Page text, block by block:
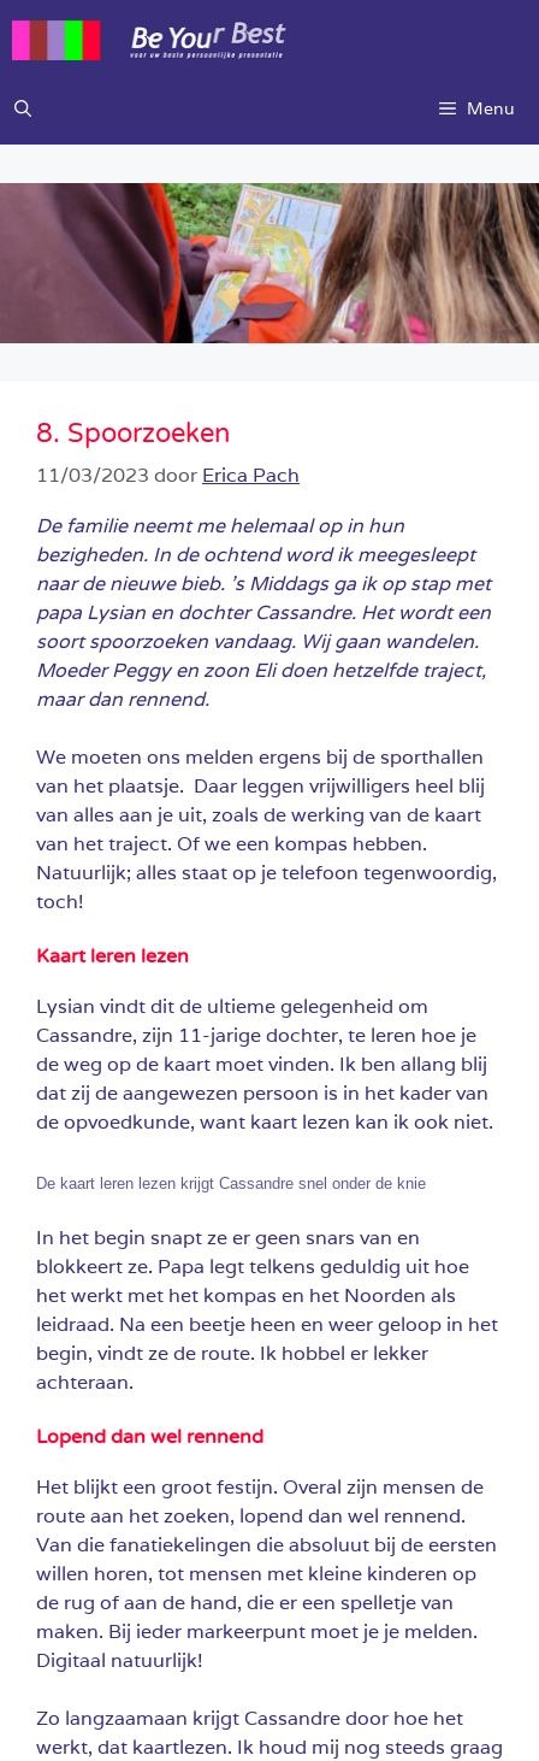
inhoud
Menu
8. Spoorzoeken
11/03/2023 door Erica Pach
De familie neemt me helemaal op in hun
bezigheden. In de ochtend word ik meegesleept
naar de nieuwe bieb. ’s Middags ga ik op stap met
papa Lysian en dochter Cassandre. Het wordt een
soort spoorzoeken vandaag. Wij gaan wandelen.
Moeder Peggy en zoon Eli doen hetzelfde traject,
maar dan rennend.
We moeten ons melden ergens bij de sporthallen
van het plaatsje. Daar leggen vrijwilligers heel blij
van alles aan je uit, zoals de werking van de kaart
van het traject. Of we een kompas hebben.
Natuurlijk; alles staat op je telefoon tegenwoordig,
toch!
Kaart leren lezen
Lysian vindt dit de ultieme gelegenheid om
Cassandre, zijn 11-jarige dochter, te leren hoe je
de weg op de kaart moet vinden. Ik ben allang blij
dat zij de aangewezen persoon is in het kader van
de opvoedkunde, want kaart lezen kan ik ook niet.
De kaart leren lezen krijgt Cassandre snel onder de knie
In het begin snapt ze er geen snars van en
blokkeert ze. Papa legt telkens geduldig uit hoe
het werkt met het kompas en het Noorden als
leidraad. Na een beetje heen en weer geloop in het
begin, vindt ze de route. Ik hobbel er lekker
achteraan.
Lopend dan wel rennend
Het blijkt een groot festijn. Overal zijn mensen de
route aan het zoeken, lopend dan wel rennend.
Van die fanatiekelingen die absoluut bij de eersten
willen horen, tot mensen met kleine kinderen op
de rug of aan de hand, die er een spelletje van
maken. Bij ieder markeerpunt moet je je melden.
Digitaal natuurlijk!
Zo langzaamaan krijgt Cassandre door hoe het
werkt, dat kaartlezen. Ik houd mij nog steeds graag